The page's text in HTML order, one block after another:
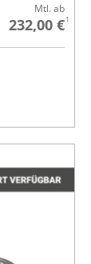
Mtl. ab
232,00 €1